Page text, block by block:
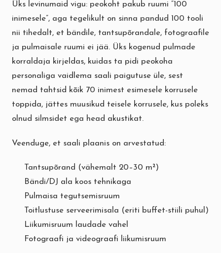
Üks levinumaid vigu: peokoht pakub ruumi “100
inimesele”, aga tegelikult on sinna pandud 100 tooli
nii tihedalt, et bändile, tantsupõrandale, fotograafile
ja pulmaisale ruumi ei jää. Üks kogenud pulmade
korraldaja kirjeldas, kuidas ta pidi peokoha
personaliga vaidlema saali paigutuse üle, sest
nemad tahtsid kõik 70 inimest esimesele korrusele
toppida, jättes muusikud teisele korrusele, kus poleks
olnud silmsidet ega head akustikat.
Veenduge, et saali plaanis on arvestatud:
Tantsupõrand (vähemalt 20–30 m²)
Bändi/DJ ala koos tehnikaga
Pulmaisa tegutsemisruum
Toitlustuse serveerimisala (eriti buffet-stiili puhul)
Liikumisruum laudade vahel
Fotograafi ja videograafi liikumisruum